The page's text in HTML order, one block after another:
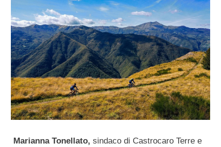
Marianna Tonellato, sindaco di Castrocaro Terre e